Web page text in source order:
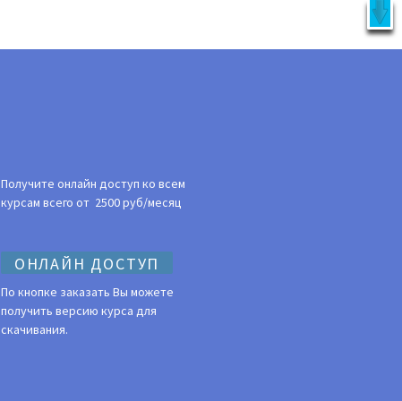
X
Получите онлайн доступ ко всем
курсам всего от 2500 руб/месяц
ОНЛАЙН ДОСТУП
По кнопке заказать Вы можете
получить версию курса для
скачивания.